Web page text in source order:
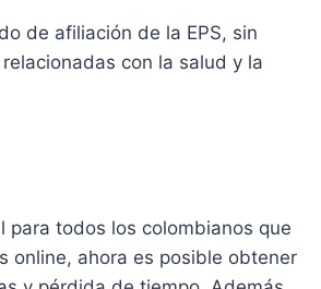
de afiliación de la EPS, sin
con la salud y la
para todos los colombianos que
online, ahora es posible obtener